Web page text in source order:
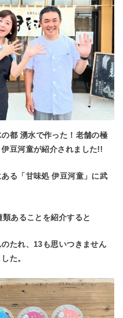
の都 湧水で作った！老舗の極
伊豆河童が紹介されました!!
る「甘味処 伊豆河童」に武
あることを紹介すると
たれ、13も思いつきません
た。